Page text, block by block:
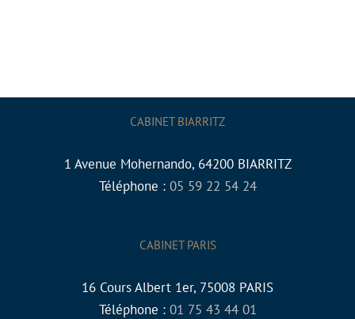
CABINET BIARRITZ
1 Avenue Mohernando, 64200 BIARRITZ
Téléphone : 05 59 22 54 24
CABINET PARIS
16 Cours Albert 1er, 75008 PARIS
Téléphone : 01 75 43 44 01